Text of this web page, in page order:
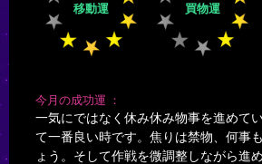
移動運 買物運
今月の成功運
一気にではなく休み休み物事を進めて
て一番良い時です。焦りは禁物、何事
ょう。そして作戦を微調整しながら進